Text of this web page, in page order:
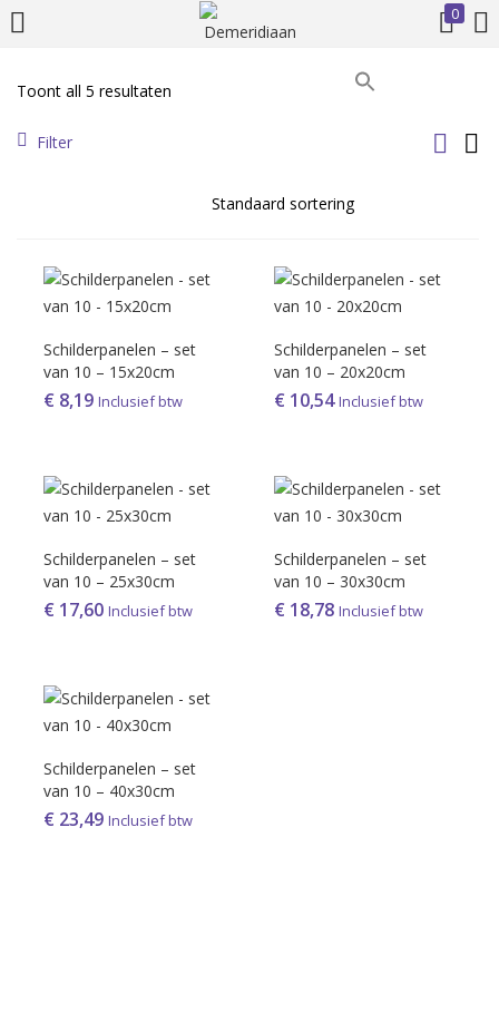
0
INLOGGEN REGISTREREN
Voer uw gebruikersnaam en wachtwoord in om in te loggen.
Onthoud mij
Inloggen
Prijs
On sale
Product Tags
Toont all 5 resultaten
Filter
Schilderpanelen – set
van 10 – 15x20cm
€ 8,19 Inclusief btw
Schilderpanelen – set
van 10 – 20x20cm
€ 10,54 Inclusief btw
Schilderpanelen – set
van 10 – 25x30cm
€ 17,60 Inclusief btw
Schilderpanelen – set
van 10 – 30x30cm
€ 18,78 Inclusief btw
Schilderpanelen – set
van 10 – 40x30cm
€ 23,49 Inclusief btw